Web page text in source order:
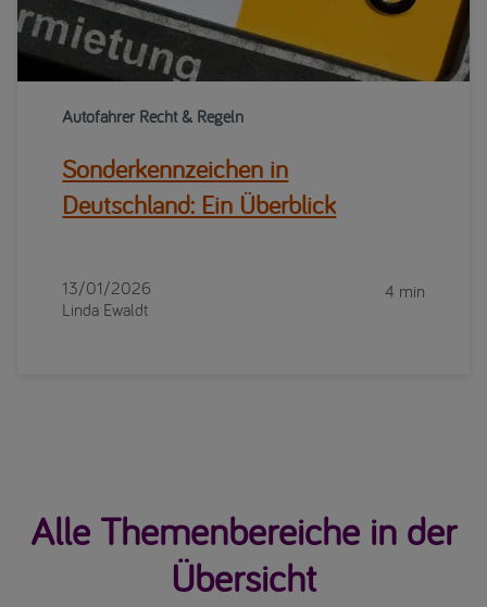
Autofahrer Recht & Regeln
Sonderkennzeichen in
Deutschland: Ein Überblick
13/01/2026
Linda Ewaldt
4 min
Alle Themenbereiche in der
Übersicht